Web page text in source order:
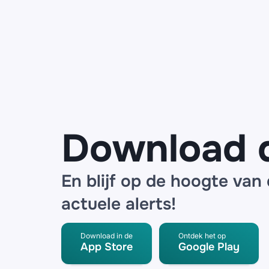
Download
En blijf op de hoogte van
actuele alerts!
Download in de
App Store
Ontdek het op
Google Play